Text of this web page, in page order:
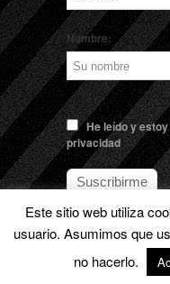
Nombre:
He leído y
privacidad
© EL
Este sitio web utiliza
usuario. Asumimos que
no hacerlo.